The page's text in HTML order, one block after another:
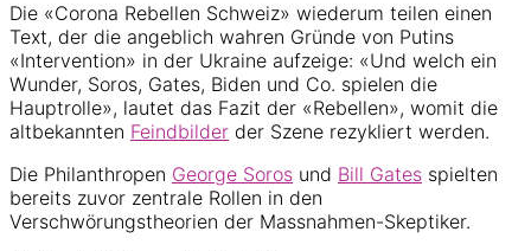
Die «Corona Rebellen Schweiz» wiederum teilen einen
Text, der die angeblich wahren Gründe von Putins
«Intervention» in der Ukraine aufzeige: «Und welch ein
Wunder, Soros, Gates, Biden und Co. spielen die
Hauptrolle», lautet das Fazit der «Rebellen», womit die
altbekannten Feindbilder der Szene rezykliert werden.
Die Philanthropen George Soros und Bill Gates spielten
bereits zuvor zentrale Rollen in den
Verschwörungstheorien der Massnahmen-Skeptiker.